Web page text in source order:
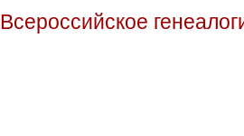
Всероссийское